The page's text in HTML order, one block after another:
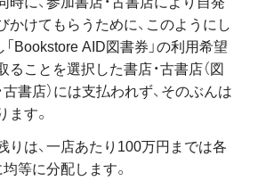
かけてもらうために、このようにし
「Bookstore AID図書券」の利用希望
ことを選択した書店・古書店（図
書店）には支払われず、そのぶんは
す。
りは、一店あたり100万円までは各
等に分配します。